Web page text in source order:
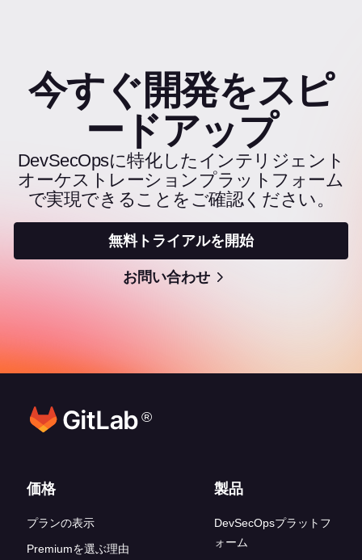
今すぐ開発をスピ
ードアップ
DevSecOpsに特化したインテリジェント
オーケストレーションプラットフォーム
で実現できることをご確認ください。
無料トライアルを開始
お問い合わせ
®
フッターリンク
価格
プランの表示
Premiumを選ぶ理由
製品
DevSecOpsプラットフ
ォーム